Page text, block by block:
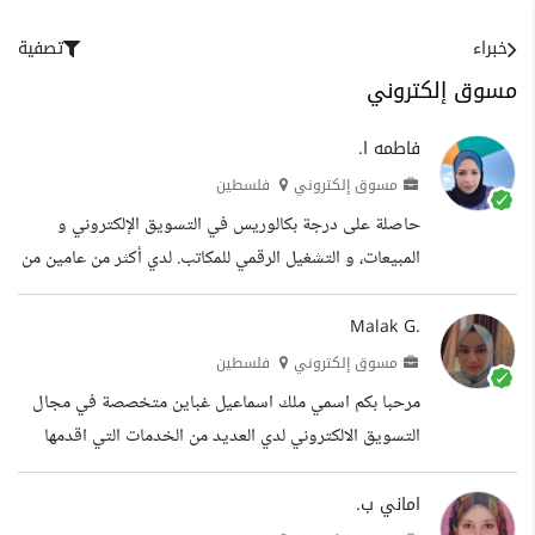
مسوق إلكتروني
خبراء تصفية
فاطمه ا.
مسوق إلكتروني فلسطين
حاصلة على درجة بكالوريس في التسويق الإلكتروني و
المبيعات، و التشغيل الرقمي للمكاتب. لدي أكثر من عامين من
الخبرة وكثرة من الإنجازات والعمل الذي جمعني مع
مجموعة واسعة من العملاء، سواء كانوا أفرادا أو شركات أو
مؤسسات. أعمل حاليا كمساعد مستقل بالقطعة من خلال
إدارة منصات وسائل الإعلام الاجتماعية ووضع خطط
التسويق. كما أعمل في مجال كتابة المحتوى باللغة العربية
للعديد من المؤسسات المحلية وعلى الإنترنت. لدي خبرة في
مجال ريادة الأعمال، حيث هيأت عروض...
Malak G.
مسوق إلكتروني فلسطين
مرحبا بكم اسمي ملك اسماعيل غباين متخصصة في مجال
التسويق الالكتروني لدي العديد من الخدمات التي اقدمها
منها : الدعاية والترويج للمنتج الحملات الاعلانية تصميم
اماني ب.